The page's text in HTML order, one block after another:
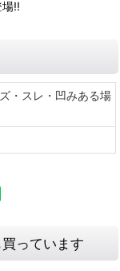
!!
・スレ・凹みある場
っています